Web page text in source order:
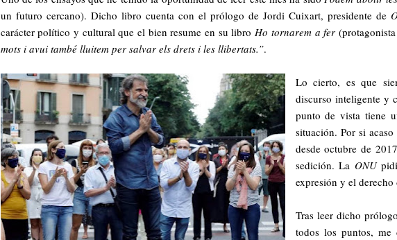
un futuro cercano). Dicho libro cuenta con el prólogo de Jordi Cuixart, presidente de
carácter político y cultural que el bien resume en su libro Ho tornarem a fer
mots i avui també lluitem per salvar els drets i les llibertats.”.
Lo cierto, es que
discurso inteligente y
punto de vista tiene
situación. Por si
desde octubre de
sedición. La ONU
expresión y el
Tras leer dicho
todos los puntos, me